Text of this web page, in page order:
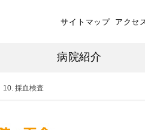
サイトマップ アクセ
病院紹介
10. 採血検査